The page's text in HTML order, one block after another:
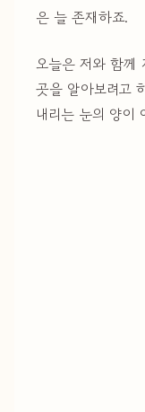
은 늘 존재하죠.
오늘은 저와 함께
곳을 알아보려고
내리는 눈의 양이